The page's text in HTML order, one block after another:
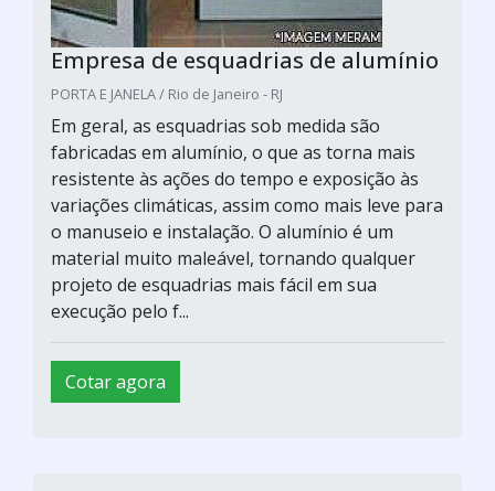
Empresa de esquadrias de alumínio
PORTA E JANELA / Rio de Janeiro - RJ
Em geral, as esquadrias sob medida são
fabricadas em alumínio, o que as torna mais
resistente às ações do tempo e exposição às
variações climáticas, assim como mais leve para
o manuseio e instalação. O alumínio é um
material muito maleável, tornando qualquer
projeto de esquadrias mais fácil em sua
execução pelo f...
Cotar agora